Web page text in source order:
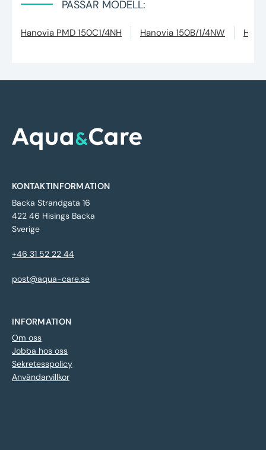
PASSAR MODELL:
Hanovia PMD 150C1/4NH Hanovia 150B/1/4NW
KONTAKTINFORMATION
Backa Strandgata 16
422 46 Hisings Backa
Sverige
+46 31 52 22 44
post@aqua-care.se
INFORMATION
Om oss
Jobba hos oss
Sekretesspolicy
Användarvillkor